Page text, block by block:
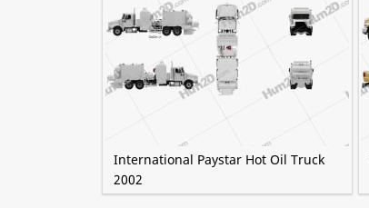
International Paystar Hot Oil Truck
2002